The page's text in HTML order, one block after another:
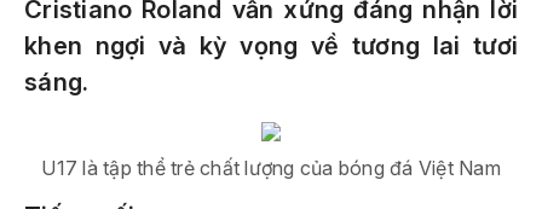
Cristiano Roland vẫn xứng đáng nhận lời
khen ngợi và kỳ vọng về tương lai tươi
sáng.
U17 là tập thể trẻ chất lượng của bóng đá Việt Nam